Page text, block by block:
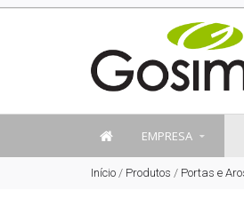
EMPRESA
Início / Produtos / Portas e